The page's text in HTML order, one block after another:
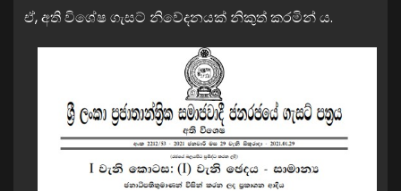
ඒ, අති විශේෂ ගැසට් නිවේදනයක් නිකුත් කරමින් ය.